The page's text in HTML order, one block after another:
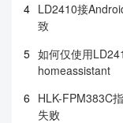
4 LD2410接
致
5 如何仅使用
homeassistant
6 HLK-FPM383C
失败